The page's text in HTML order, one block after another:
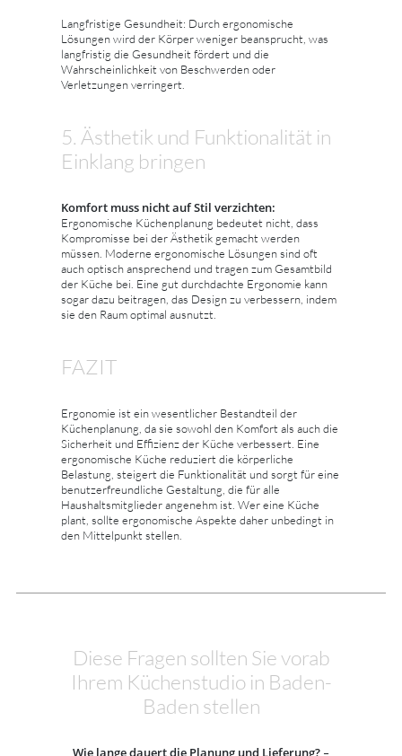
Langfristige Gesundheit: Durch ergonomische
Lösungen wird der Körper weniger beansprucht, was
langfristig die Gesundheit fördert und die
Wahrscheinlichkeit von Beschwerden oder
Verletzungen verringert.
5. Ästhetik und Funktionalität in
Einklang bringen
Komfort muss nicht auf Stil verzichten:
Ergonomische Küchenplanung bedeutet nicht, dass
Kompromisse bei der Ästhetik gemacht werden
müssen. Moderne ergonomische Lösungen sind oft
auch optisch ansprechend und tragen zum Gesamtbild
der Küche bei. Eine gut durchdachte Ergonomie kann
sogar dazu beitragen, das Design zu verbessern, indem
sie den Raum optimal ausnutzt.
FAZIT
Ergonomie ist ein wesentlicher Bestandteil der
Küchenplanung, da sie sowohl den Komfort als auch die
Sicherheit und Effizienz der Küche verbessert. Eine
ergonomische Küche reduziert die körperliche
Belastung, steigert die Funktionalität und sorgt für eine
benutzerfreundliche Gestaltung, die für alle
Haushaltsmitglieder angenehm ist. Wer eine Küche
plant, sollte ergonomische Aspekte daher unbedingt in
den Mittelpunkt stellen.
Diese Fragen sollten Sie vorab
Ihrem Küchenstudio in Baden-
Baden stellen
Wie lange dauert die Planung und Lieferung? –